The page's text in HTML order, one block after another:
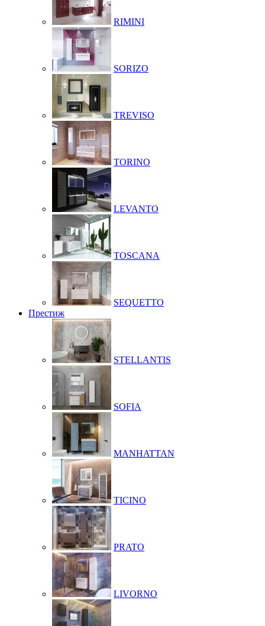
RIMINI
SORIZO
TREVISO
TORINO
LEVANTO
TOSCANA
SEQUETTO
Престиж
STELLANTIS
SOFIA
MANHATTAN
TICINO
PRATO
LIVORNO